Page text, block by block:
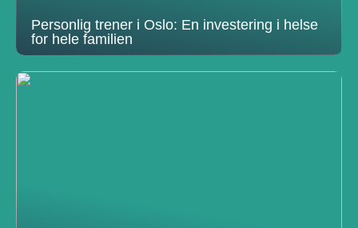
Personlig trener i Oslo: En investering i helse
for hele familien